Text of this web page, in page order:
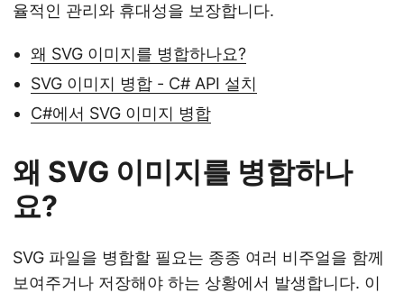
율적인 관리와 휴대성을 보장합니다.
왜 SVG 이미지를 병합하나요?
SVG 이미지 병합 - C# API 설치
C#에서 SVG 이미지 병합
왜 SVG 이미지를 병합하나
요?
SVG 파일을 병합할 필요는 종종 여러 비주얼을 함께
보여주거나 저장해야 하는 상황에서 발생합니다. 이